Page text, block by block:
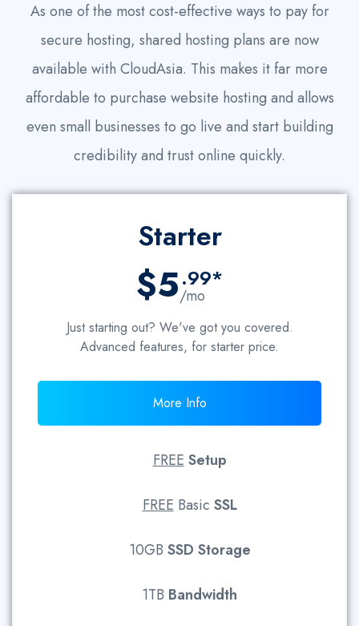
As one of the most cost-effective ways to pay for
secure hosting, shared hosting plans are now
available with CloudAsia. This makes it far more
affordable to purchase website hosting and allows
even small businesses to go live and start building
credibility and trust online quickly.
Starter
$5/mo
.99*
Just starting out? We've got you covered.
Advanced features, for starter price.
More Info
FREE Setup
FREE Basic SSL
10GB SSD Storage
1TB Bandwidth